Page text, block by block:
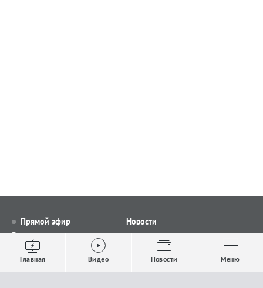
Прямой эфир
Видео
Выпуски новостей
Проекты
Новости
Все новости
Общество
Строительство и ЖКХ
Главная Видео Новости Меню